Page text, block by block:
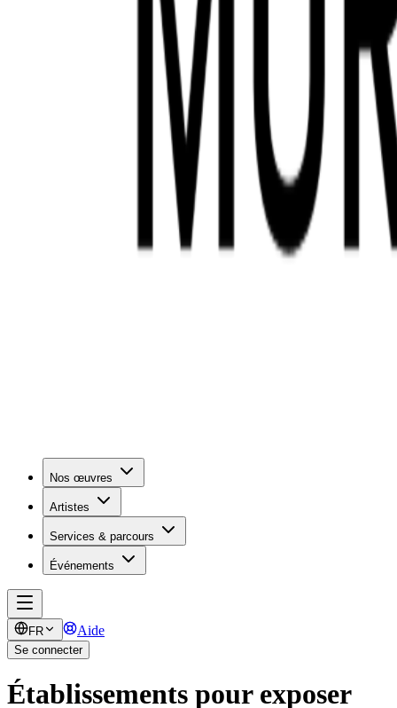
Nos œuvres
Artistes
Services & parcours
Événements
FR Aide
Se connecter
Établissements pour exposer